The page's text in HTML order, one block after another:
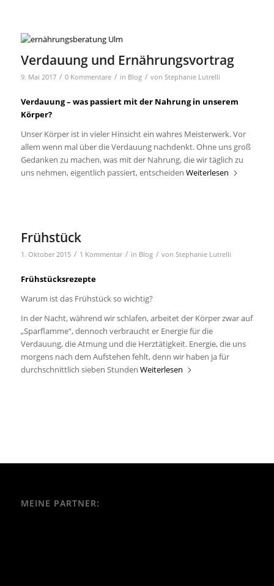
Verdauung und Ernährungsvortrag
9. Mai 2017 / 0 Kommentare / in Blog / von Stephanie Lutrelli
Verdauung – was passiert mit der Nahrung in unserem
Körper?
Unser Körper ist in vieler Hinsicht ein wahres Meisterwerk. Vor
allem wenn mal über die Verdauung nachdenkt. Ohne uns groß
Gedanken zu machen, was mit der Nahrung, die wir täglich zu
uns nehmen, eigentlich passiert, entscheiden Weiterlesen
Frühstück
1. Oktober 2015 / 1 Kommentar / in Blog / von Stephanie Lutrelli
Frühstücksrezepte
Warum ist das Frühstück so wichtig?
In der Nacht, während wir schlafen, arbeitet der Körper zwar auf
„Sparflamme“, dennoch verbraucht er Energie für die
Verdauung, die Atmung und die Herztätigkeit. Energie, die uns
morgens nach dem Aufstehen fehlt, denn wir haben ja für
durchschnittlich sieben Stunden Weiterlesen
MEINE PARTNER: